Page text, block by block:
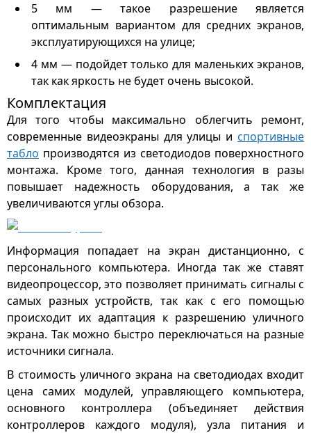
5 мм — такое разрешение является
оптимальным вариантом для средних экранов,
эксплуатирующихся на улице;
4 мм — подойдет только для маленьких экранов,
так как яркость не будет очень высокой.
Комплектация
Для того чтобы максимально облегчить ремонт,
современные видеоэкраны для улицы и спортивные
табло производятся из светодиодов поверхностного
монтажа. Кроме того, данная технология в разы
повышает надежность оборудования, а так же
увеличиваются углы обзора.
Информация попадает на экран дистанционно, с
персонального компьютера. Иногда так же ставят
видеопроцессор, это позволяет принимать сигналы с
самых разных устройств, так как с его помощью
происходит их адаптация к разрешению уличного
экрана. Так можно быстро переключаться на разные
источники сигнала.
В стоимость уличного экрана на светодиодах входит
цена самих модулей, управляющего компьютера,
основного контроллера (объединяет действия
контроллеров каждого модуля), узла питания и